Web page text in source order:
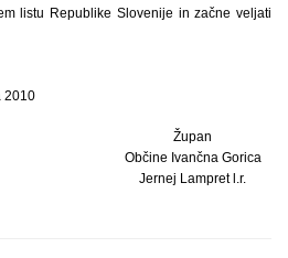
listu Republike Slovenije in začne veljati
2010
Župan
Občine Ivančna Gorica
Jernej Lampret l.r.